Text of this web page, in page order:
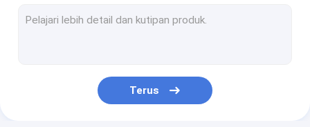
Lemari Kamar Mandi yang Disesuaikan
Terus